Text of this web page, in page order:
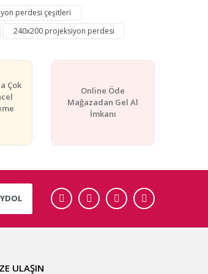
perdesi çeşitleri
240x200 projeksiyon perdesi
Çok
Online Öde
Mağazadan Gel Al
İmkanı
ULAŞIN